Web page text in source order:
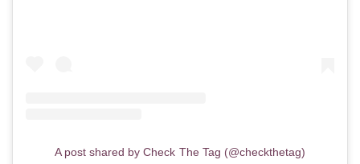
A post shared by Check The Tag (@checkthetag)